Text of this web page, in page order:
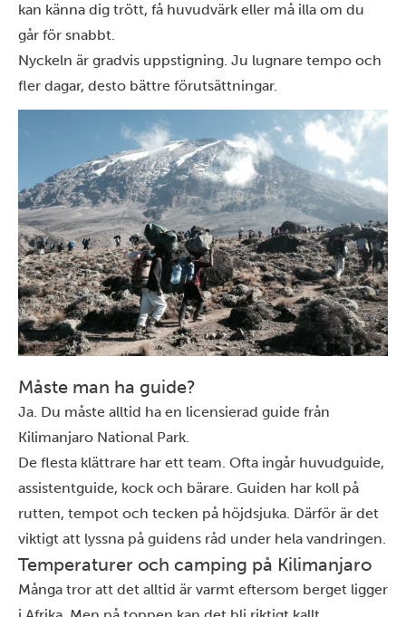
kan känna dig trött, få huvudvärk eller må illa om du
går för snabbt.
Nyckeln är gradvis uppstigning. Ju lugnare tempo och
fler dagar, desto bättre förutsättningar.
Måste man ha guide?
Ja. Du måste alltid ha en licensierad guide från
Kilimanjaro National Park.
De flesta klättrare har ett team. Ofta ingår huvudguide,
assistentguide, kock och bärare. Guiden har koll på
rutten, tempot och tecken på höjdsjuka. Därför är det
viktigt att lyssna på guidens råd under hela vandringen.
Temperaturer och camping på Kilimanjaro
Många tror att det alltid är varmt eftersom berget ligger